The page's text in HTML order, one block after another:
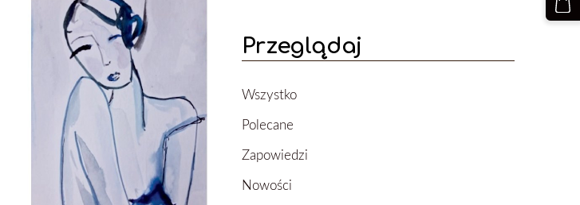
Przeglądaj
Wszystko
Polecane
Zapowiedzi
Nowości